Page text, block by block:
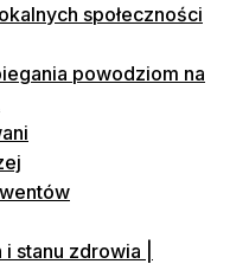
społeczności
powodziom na
stanu zdrowia |